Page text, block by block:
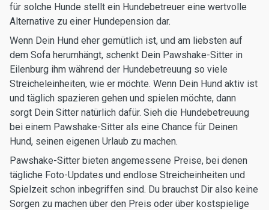
für solche Hunde stellt ein Hundebetreuer eine wertvolle
Alternative zu einer Hundepension dar.
Wenn Dein Hund eher gemütlich ist, und am liebsten auf
dem Sofa herumhängt, schenkt Dein Pawshake-Sitter in
Eilenburg ihm während der Hundebetreuung so viele
Streicheleinheiten, wie er möchte. Wenn Dein Hund aktiv ist
und täglich spazieren gehen und spielen möchte, dann
sorgt Dein Sitter natürlich dafür. Sieh die Hundebetreuung
bei einem Pawshake-Sitter als eine Chance für Deinen
Hund, seinen eigenen Urlaub zu machen.
Pawshake-Sitter bieten angemessene Preise, bei denen
tägliche Foto-Updates und endlose Streicheinheiten und
Spielzeit schon inbegriffen sind. Du brauchst Dir also keine
Sorgen zu machen über den Preis oder über kostspielige